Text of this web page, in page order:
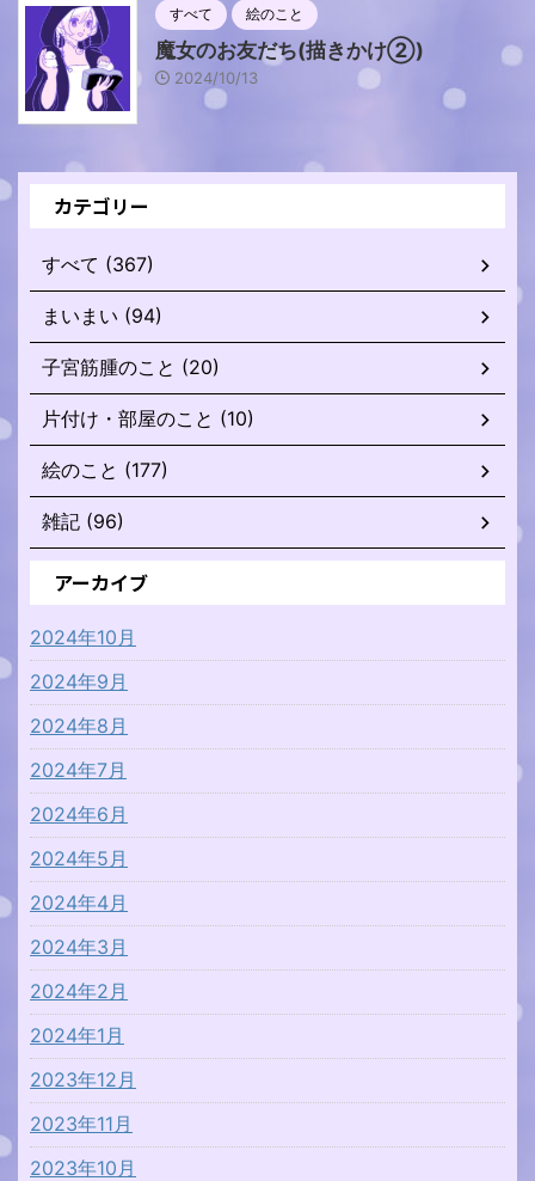
すべて 絵のこと
魔女のお友だち(描きかけ②)
2024/10/13
カテゴリー
すべて (367)
まいまい (94)
子宮筋腫のこと (20)
片付け・部屋のこと (10)
絵のこと (177)
雑記 (96)
アーカイブ
2024年10月
2024年9月
2024年8月
2024年7月
2024年6月
2024年5月
2024年4月
2024年3月
2024年2月
2024年1月
2023年12月
2023年11月
2023年10月